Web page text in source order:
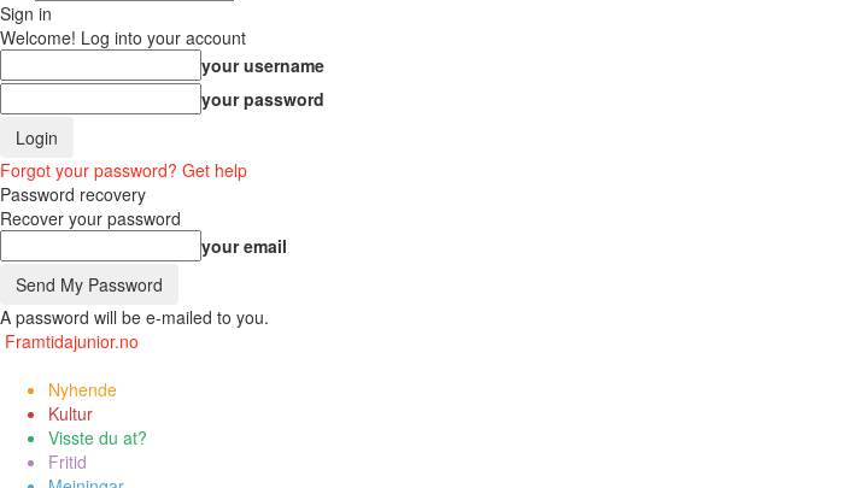
Sign in
Welcome! Log into your account
your username
your password
Forgot your password? Get help
Password recovery
Recover your password
your email
A password will be e-mailed to you.
Framtidajunior.no
Nyhende
Kultur
Visste du at?
Fritid